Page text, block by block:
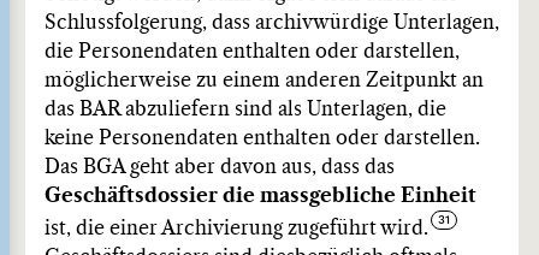
Schlussfolgerung, dass archivwürdige Unterlagen,
die Personendaten enthalten oder darstellen,
möglicherweise zu einem anderen Zeitpunkt an
das BAR abzuliefern sind als Unterlagen, die
keine Personendaten enthalten oder darstellen.
Das BGA geht aber davon aus, dass das
Geschäftsdossier die massgebliche Einheit
ist, die einer Archivierung zugeführt wird.